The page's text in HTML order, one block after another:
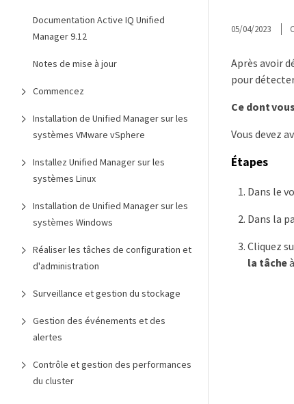
Documentation Active IQ Unified
Manager 9.12
Notes de mise à jour
Commencez
Installation de Unified Manager sur les
systèmes VMware vSphere
Installez Unified Manager sur les
systèmes Linux
Installation de Unified Manager sur les
systèmes Windows
Réaliser les tâches de configuration et
d'administration
Surveillance et gestion du stockage
Gestion des événements et des
alertes
Contrôle et gestion des performances
du cluster
05/04/2023
Après avoir
pour
Ce dont
Vous devez
Étapes
Dans le
Dans la
Cliquez
la tâche